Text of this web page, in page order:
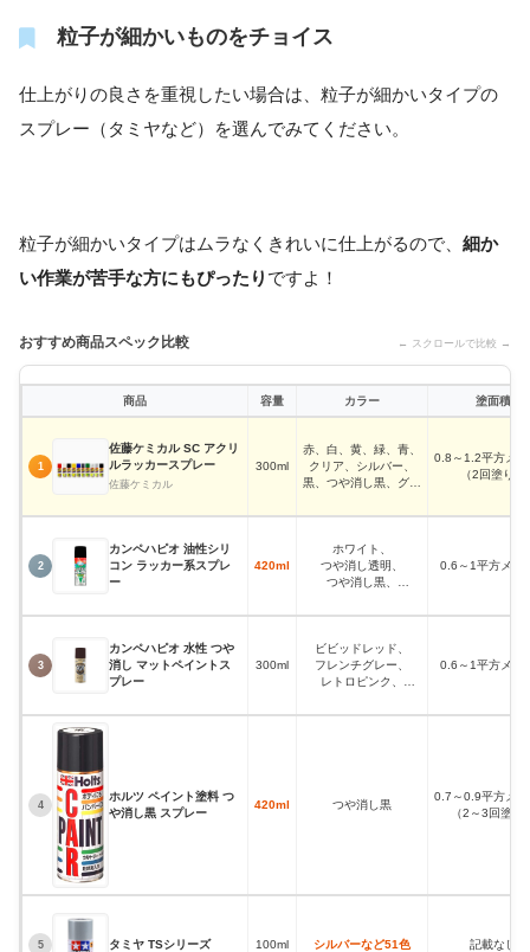
粒子が細かいものをチョイス
仕上がりの良さを重視したい場合は、粒子が細かいタイプの
スプレー（タミヤなど）を選んでみてください。
粒子が細かいタイプはムラなくきれいに仕上がるので、 細か
い作業が苦手な方にもぴったり ですよ！
おすすめ商品スペック比較 ← スクロールで比較 →
商品 容量 カラー 塗面積
1
佐藤ケミカル SC アクリ
ルラッカースプレー
佐藤ケミカル
300ml
赤、白、黄、緑、青、
クリア、シルバー、
黒、つや消し黒、グレ
0.8～1.2平方メ
（2回塗り）
2
カンペハピオ 油性シリ
コン ラッカー系スプレ
ー
420ml
ホワイト、
つや消し透明、
つや消し黒、
オレンジ、
ど、全35色
0.6～1平方メー
3
カンペハピオ 水性 つや
消し マットペイントス
プレー
300ml
ビビッドレッド、
フレンチグレー、
レトロピンク、
色
0.6～1平方メー
4
ホルツ ペイント塗料 つ
や消し黒 スプレー
420ml つや消し黒
0.7～0.9平方メ
（2～3回塗り
5 タミヤ TSシリーズ 100ml シルバーなど51色 記載なし